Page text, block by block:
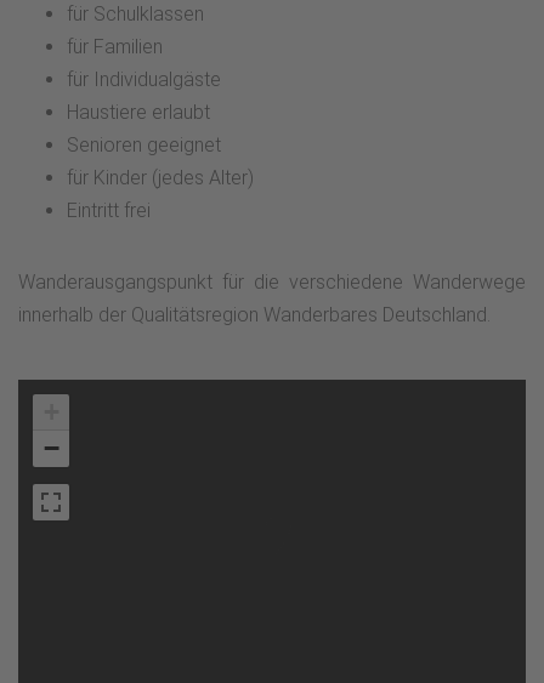
für Schulklassen
für Familien
für Individualgäste
Haustiere erlaubt
Senioren geeignet
für Kinder (jedes Alter)
Eintritt frei
Wanderausgangspunkt für die verschiedene Wanderwege
innerhalb der Qualitätsregion Wanderbares Deutschland.
−